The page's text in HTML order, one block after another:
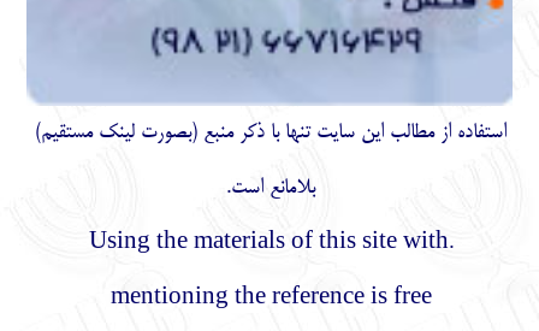
استفاده از مطالب اين سايت تنها با ذكر منبع (بصورت لینک مستقیم)
بلامانع است.
.Using the materials of this site with
mentioning the reference is free